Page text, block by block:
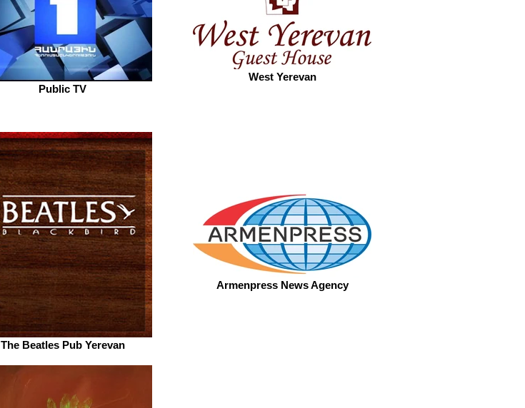
Public TV
West Yerevan
The Beatles Pub Yerevan
Armenpress News Agency